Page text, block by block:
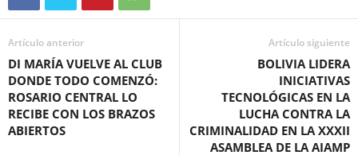
Artículo anterior
DI MARÍA VUELVE AL CLUB
DONDE TODO COMENZÓ:
ROSARIO CENTRAL LO
RECIBE CON LOS BRAZOS
ABIERTOS
Artículo siguiente
BOLIVIA LIDERA
INICIATIVAS
TECNOLÓGICAS EN LA
LUCHA CONTRA LA
CRIMINALIDAD EN LA XXXII
ASAMBLEA DE LA AIAMP